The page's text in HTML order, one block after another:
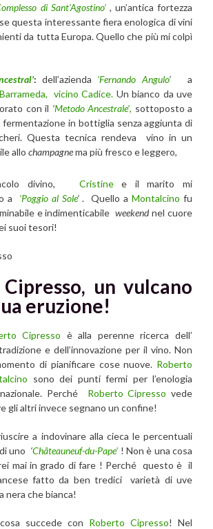
di Sant’Agostino’ , un’antica fortezza
questa interessante fiera enologica di vini
da tutta Europa. Quello che più mi colpì
: dell’azienda ‘Fernando Angulo‘a
vicino Cadice. Un bianco da uve
con il ‘Metodo Ancestrale’, sottoposto a
fermentazione in bottiglia senza aggiunta di
Questa tecnica rendeva vino in un
allo champagnema più fresco e leggero,
divino, Cristinee il marito mi
a ‘Poggio al Sole‘. Quello aMontalcino fu
e indimenticabileweekendnel cuore
suoi tesori!
un vulcano
eruzione!
Cipresso èalla perenne ricerca dell’
e dell’innovazione per il vino. Non
di pianificare cose nuove. Roberto
sono dei punti fermi per l’enologia
Perché Roberto Cipresso vede
gli altri invece segnano un confine!
a indovinare alla cieca le percentuali
uno ‘Châteauneuf-du-Pape’ ! Non è una cosa
mai in grado di fare ! Perché questo è il
fatto da ben tredici varietà di uve
nera che bianca!
succede con Roberto Cipresso! Nel